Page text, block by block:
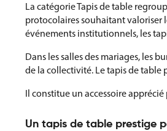
La catégorie Tapis de table
protocolaires souhaitant valoriser
événements institutionnels, les
Dans les salles des mariages, les
de la collectivité. Le tapis de
Il constitue un accessoire
Un tapis de table prestige